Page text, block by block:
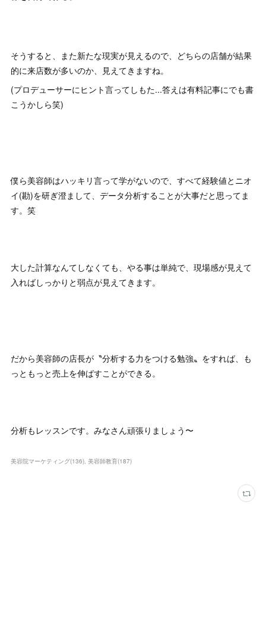
そうすると、また新たな現実が見えるので、どちらの店舗が結果
的に来店数が多いのか、見えてきますね。
(プロデューサーにヒント言ってしもた...答えは有料記事にでも書
こうかしら笑)
僕ら美容師はハッキリ言って学がないので、すべて経験値とニオ
イ(勘)を研ぎ澄まして、データ分析することが大事だと思ってま
す。笑
大した計算なんてしなくても、やる事は単純で、現場感が見えて
入ればしっかりと弱点が見えてきます。
だから美容師の店長が〝分析する力をつける勉強〟をすれば、も
っともっと売上を伸ばすことができる。
分析もレッスンです。みなさん頑張りましょう〜
美容院マーケティング(136) 美容師教育(187)